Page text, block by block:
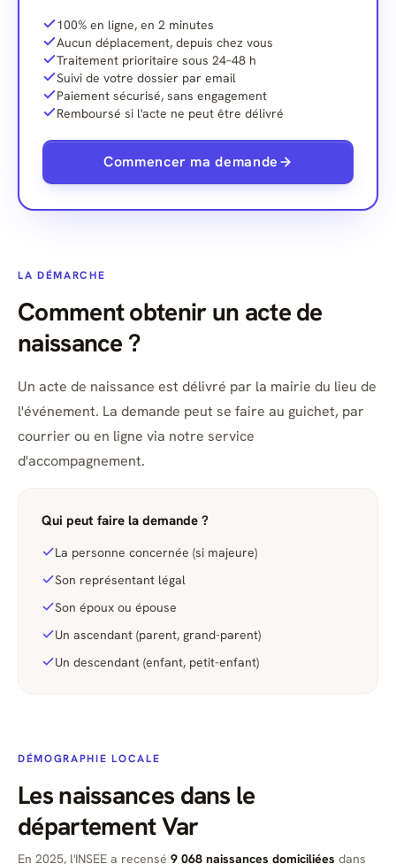
100% en ligne, en 2 minutes
Aucun déplacement, depuis chez vous
Traitement prioritaire sous 24–48 h
Suivi de votre dossier par email
Paiement sécurisé, sans engagement
Remboursé si l'acte ne peut être délivré
Commencer ma demande
LA DÉMARCHE
Comment obtenir un acte de
naissance ?
Un acte de naissance est délivré par la mairie du lieu de
l'événement. La demande peut se faire au guichet, par
courrier ou en ligne via notre service
d'accompagnement.
Qui peut faire la demande ?
La personne concernée (si majeure)
Son représentant légal
Son époux ou épouse
Un ascendant (parent, grand-parent)
Un descendant (enfant, petit-enfant)
DÉMOGRAPHIE LOCALE
Les naissances dans le
département Var
En 2025, l'INSEE a recensé 9 068 naissances domiciliées dans